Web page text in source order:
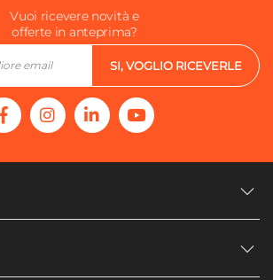
Vuoi ricevere novità e
offerte in anteprima?
SI, VOGLIO RICEVERLE